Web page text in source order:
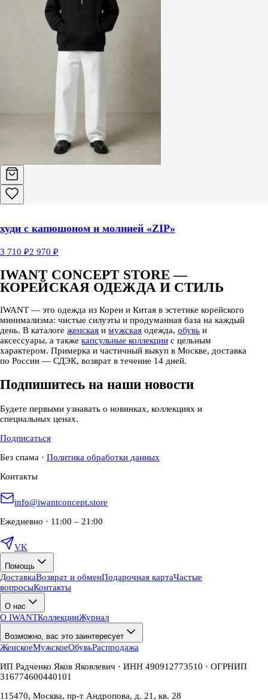
худи с капюшоном и молнией «ZIP»
3 710 ₽2 970 ₽
IWANT CONCEPT STORE —
КОРЕЙСКАЯ ОДЕЖДА И СТИЛЬ
IWANT — это одежда из Кореи и Китая в эстетике корейского
минимализма: чистые силуэты и продуманная база на каждый
день. В каталоге женская и мужская одежда, обувь и
аксессуары, а также капсульные коллекции с цельным
характером. Примерка и частичный выкуп в Москве, доставка
по России — СДЭК, возврат в течение 14 дней.
Подпишитесь на наши новости
Будете первыми узнавать о новинках, коллекциях и
специальных ценах.
Подписаться
Без спама · Политика обработки данных
Контакты
info@iwantconcept.store
Ежедневно · 11:00 – 21:00
VK
Помощь
ДоставкаВозврат и обменПодарочная картаЧастые
вопросыКонтакты
О нас
О IWANTКоллекцииЖурнал
Возможно, вас это заинтересует
ЖенскоеМужскоеОбувьРаспродажа
ИП Радченко Яков Яковлевич · ИНН 490912773510 · ОГРНИП
316774600440101
115470, Москва, пр-т Андропова, д. 21, кв. 28